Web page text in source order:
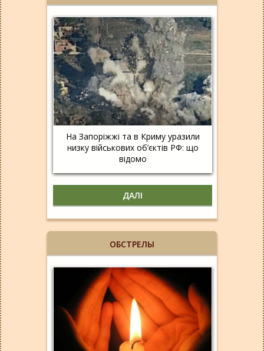
На Запоріжжі та в Криму уразили
низку військових об’єктів РФ: що
відомо
ДАЛІ
ОБСТРЕЛЫ